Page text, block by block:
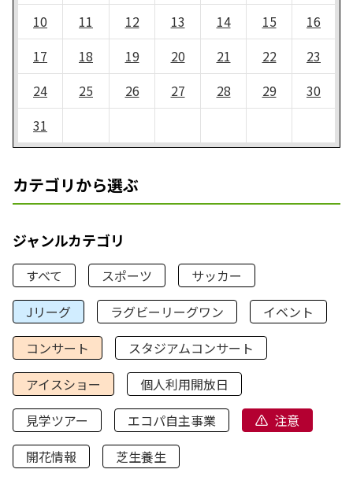
10
11 12 13 14 15
16
17
18 19 20 21 22
23
24
25 26 27 28 29
30
31
カテゴリから選ぶ
ジャンルカテゴリ
すべて スポーツ
サッカー
Jリーグ
ラグビーリーグワン
イベント
コンサート
スタジアムコンサート
アイスショー
個人利用開放日
見学ツアー
エコパ自主事業
注意
開花情報
芝生養生